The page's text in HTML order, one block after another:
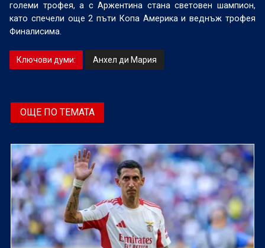
големи трофея, а с Аржентина стана световен шампион,
като спечели още 2 пъти Копа Америка и веднъж трофея
Финалисима.
Ключови думи: Анхел ди Мария
ОЩЕ ПО ТЕМАТА